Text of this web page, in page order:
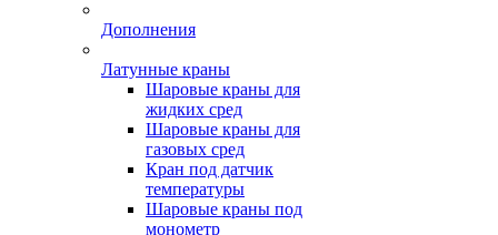
Дополнения
Латунные краны
Шаровые краны для
жидких сред
Шаровые краны для
газовых сред
Кран под датчик
температуры
Шаровые краны под
монометр